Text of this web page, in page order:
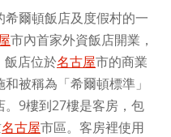
爾頓飯店及度假村的一
市內首家外資飯店開業，
飯店位於名古屋市的商業
被稱為「希爾頓標準」
9樓到27樓是客房，包
名古屋市區。客房裡使用